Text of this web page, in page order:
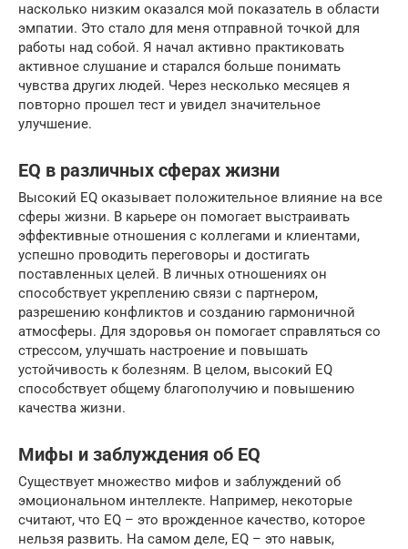
насколько низким оказался мой показатель в области
эмпатии. Это стало для меня отправной точкой для
работы над собой. Я начал активно практиковать
активное слушание и старался больше понимать
чувства других людей. Через несколько месяцев я
повторно прошел тест и увидел значительное
улучшение.
EQ в различных сферах жизни
Высокий EQ оказывает положительное влияние на все
сферы жизни. В карьере он помогает выстраивать
эффективные отношения с коллегами и клиентами,
успешно проводить переговоры и достигать
поставленных целей. В личных отношениях он
способствует укреплению связи с партнером,
разрешению конфликтов и созданию гармоничной
атмосферы. Для здоровья он помогает справляться со
стрессом, улучшать настроение и повышать
устойчивость к болезням. В целом, высокий EQ
способствует общему благополучию и повышению
качества жизни.
Мифы и заблуждения об EQ
Существует множество мифов и заблуждений об
эмоциональном интеллекте. Например, некоторые
считают, что EQ – это врожденное качество, которое
нельзя развить. На самом деле, EQ – это навык,